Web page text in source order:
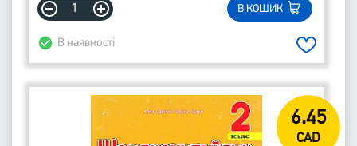
В КОШИК
В наявності
6.45
CAD